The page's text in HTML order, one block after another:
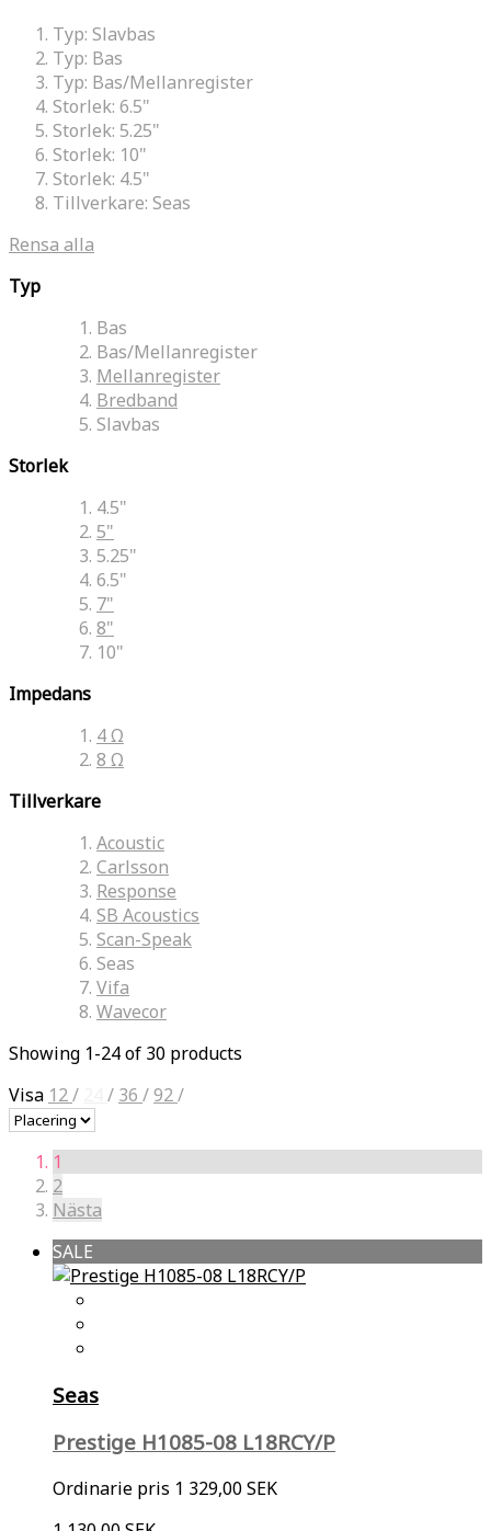
Typ: Slavbas
Typ: Bas
Typ: Bas/Mellanregister
Storlek: 6.5"
Storlek: 5.25"
Storlek: 10"
Storlek: 4.5"
Tillverkare: Seas
Rensa alla
Typ
Bas
Bas/Mellanregister
Mellanregister
Bredband
Slavbas
Storlek
4.5"
5"
5.25"
6.5"
7"
8"
10"
Impedans
4 Ω
8 Ω
Tillverkare
Acoustic
Carlsson
Response
SB Acoustics
Scan-Speak
Seas
Vifa
Wavecor
Showing 1-24 of 30 products
Visa 12/ / 36 /92/
1
2
Nästa
SALE
Seas
Prestige H1085-08 L18RCY/P
Ordinarie pris 1 329,00 SEK